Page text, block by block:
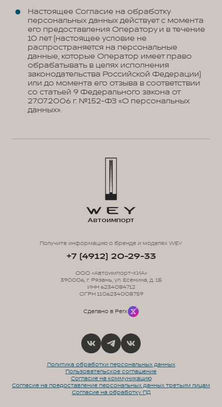
Настоящее Согласие на обработку
персональных данных действует с момента
его предоставления Оператору и в течение
10 лет (настоящее условие не
распространяется на персональные
данные, которые Оператор имеет право
обрабатывать в целях исполнения
законодательства Российской Федерации)
или до момента его отзыва в соответствии
со статьей 9 Федерального закона от
27.07.2006 г. №152-ФЗ «О персональных
данных».
Политика обработки персональных данных
Пользовательское соглашение
Согласие на коммуникацию
Согласие на предоставление персональных данных третьим лицам
Согласие на обработку ПД
Автоимпорт
Получите информацию о бренде и моделях WEY
+7 (4912) 20-29-33
ООО «Автоимпорт-КИА»
390006, г. Рязань, ул. Есенина, д. 1Б
ИНН 6234084712
ОГРН 1106234008759
Сделано в Perx